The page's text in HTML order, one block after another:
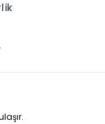
Sepete Ekle